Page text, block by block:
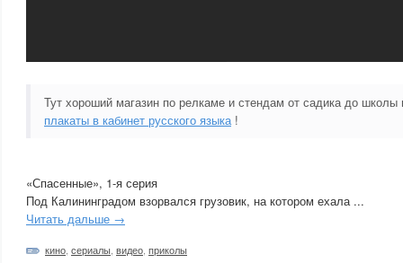
Тут хороший магазин по релкаме и стендам от садика до
плакаты в кабинет русского языка!
«Спасенные», 1-я серия
Под Калининградом взорвался грузовик, на котором ехала ...
Читать дальше →
кино сериалы видео приколы